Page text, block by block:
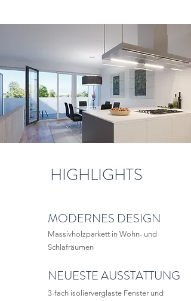
HIGHLIGHTS
MODERNES DESIGN
Massivholzparkett in Wohn- und
Schlafräumen
NEUESTE AUSSTATTUNG
3-fach isolierverglaste Fenster und